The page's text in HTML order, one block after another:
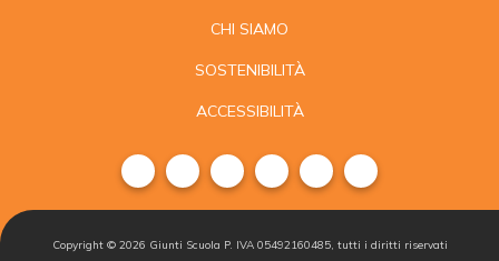
CHI SIAMO
SOSTENIBILITÀ
ACCESSIBILITÀ
Copyright © 2026 Giunti Scuola P. IVA 05492160485, tutti i diritti riservati